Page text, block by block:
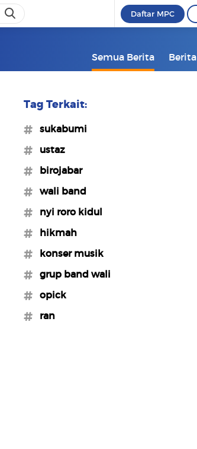
Daftar MPC
Semua Berita Berita
Tag Terkait:
#sukabumi
#ustaz
#birojabar
#wali band
#nyi roro kidul
#hikmah
#konser musik
#grup band wali
#opick
#ran